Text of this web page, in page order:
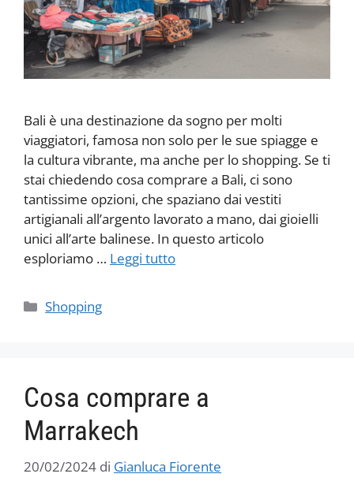
Bali è una destinazione da sogno per molti
viaggiatori, famosa non solo per le sue spiagge e
la cultura vibrante, ma anche per lo shopping. Se ti
stai chiedendo cosa comprare a Bali, ci sono
tantissime opzioni, che spaziano dai vestiti
artigianali all’argento lavorato a mano, dai gioielli
unici all’arte balinese. In questo articolo
esploriamo … Leggi tutto
Categorie
Shopping
Cosa comprare a
Marrakech
20/02/2024 di Gianluca Fiorente